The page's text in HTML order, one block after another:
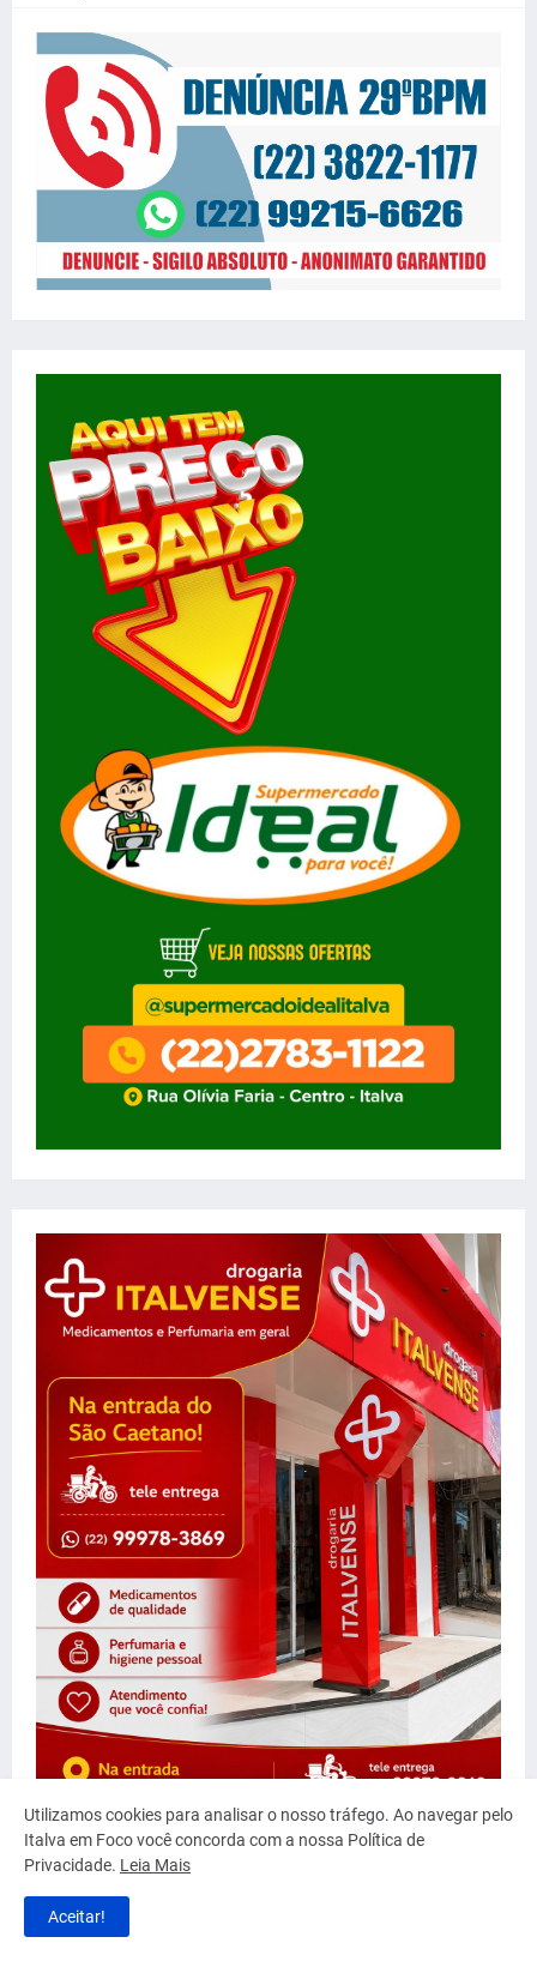
Utilizamos cookies para analisar o nosso tráfego. Ao navegar pelo
Italva em Foco você concorda com a nossa Política de
Privacidade. Leia Mais
Aceitar!